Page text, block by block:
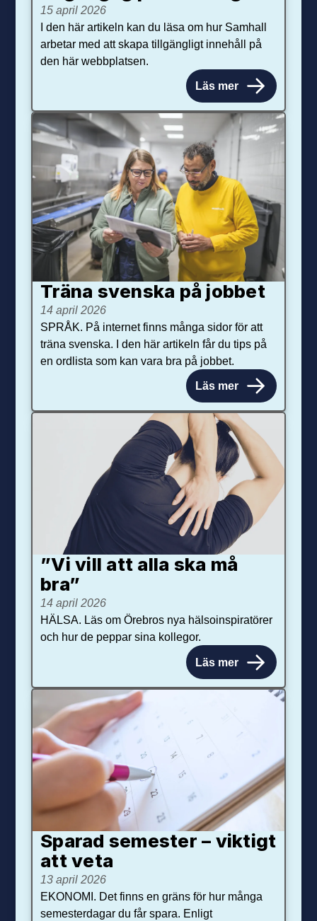
15 april 2026
I den här artikeln kan du läsa om hur Samhall
arbetar med att skapa tillgängligt innehåll på
den här webbplatsen.
Läs mer
Träna svenska på jobbet
14 april 2026
SPRÅK. På internet finns många sidor för att
träna svenska. I den här artikeln får du tips på
en ordlista som kan vara bra på jobbet.
Läs mer
”Vi vill att alla ska må
bra”
14 april 2026
HÄLSA. Läs om Örebros nya hälsoinspiratörer
och hur de peppar sina kollegor.
Läs mer
Sparad semester – viktigt
att veta
13 april 2026
EKONOMI. Det finns en gräns för hur många
semesterdagar du får spara. Enligt